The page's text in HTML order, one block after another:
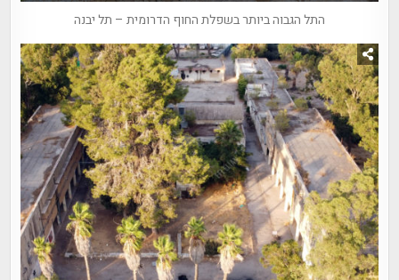
התל הגבוה ביותר בשפלת החוף הדרומית – תל יבנה